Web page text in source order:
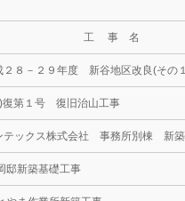
工 事 名
２８－２９年度 新谷地区改良(その
復第１号 復旧治山工事
テックス株式会社 事務所別棟 新
邸新築基礎工事